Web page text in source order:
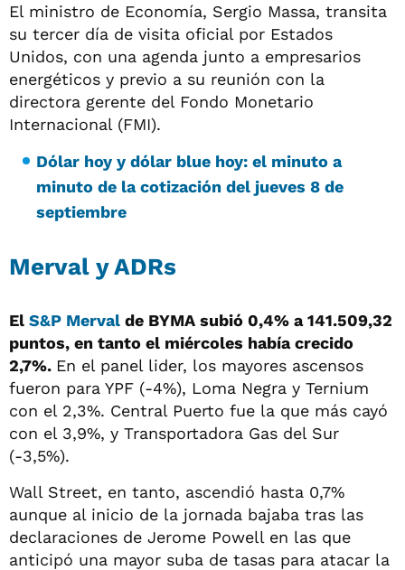
El ministro de Economía, Sergio Massa, transita
su tercer día de visita oficial por Estados
Unidos, con una agenda junto a empresarios
energéticos y previo a su reunión con la
directora gerente del Fondo Monetario
Internacional (FMI).
Dólar hoy y dólar blue hoy: el minuto a
minuto de la cotización del jueves 8 de
septiembre
Merval y ADRs
El S&P Merval de BYMA subió 0,4% a 141.509,32
puntos, en tanto el miércoles había crecido
2,7%. En el panel lider, los mayores ascensos
fueron para YPF (-4%), Loma Negra y Ternium
con el 2,3%. Central Puerto fue la que más cayó
con el 3,9%, y Transportadora Gas del Sur
(-3,5%).
Wall Street, en tanto, ascendió hasta 0,7%
aunque al inicio de la jornada bajaba tras las
declaraciones de Jerome Powell en las que
anticipó una mayor suba de tasas para atacar la